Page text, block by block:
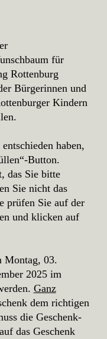
für
Rottenburg
Bürgerinnen und
Kindern
haben,
Button.
das Sie bitte
Sie nicht das
prüfen Sie auf der
und klicken auf
Montag, 03.
2025 im
Ganz
dem richtigen
die Geschenk-
das Geschenk